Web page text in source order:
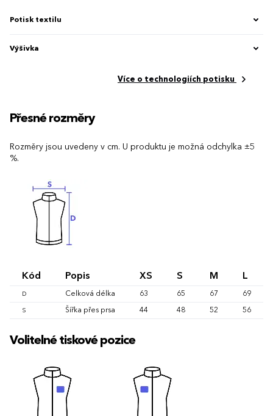
Potisk textilu
Výšivka
Více o technologiích potisku
Přesné rozměry
Rozměry jsou uvedeny v cm. U produktu je možná odchylka ±5
%.
Kód Popis XS S M L
D Celková délka 63 65 67 69
S Šířka přes prsa 44 48 52 56
Volitelné tiskové pozice